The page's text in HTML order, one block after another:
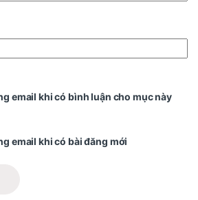
email khi có bình luận cho mục này
email khi có bài đăng mới